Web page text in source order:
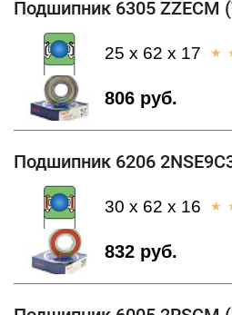
Подшипник 6305 ZZECM
806 руб.
25 x 62 x 17
Подшипник 6206
832 руб.
30 x 62 x 16